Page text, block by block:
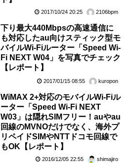
2017/10/24 20:25 2106bpm
下り最大440Mbpsの高速通信に
も対応したau向けスティック型モ
バイルWi-Fiルーター「Speed Wi-
Fi NEXT W04」を写真でチェック
【レポート】
2017/01/15 08:55 kuropon
WiMAX 2+対応のモバイルWi-Fiル
ーター「Speed Wi-Fi NEXT
W03」は隠れSIMフリー！auやau
回線のMVNOだけでなく、海外プ
リペイドSIMやNTTドコモ回線で
もOK【レポート】
2016/12/05 22:55 shimajiro